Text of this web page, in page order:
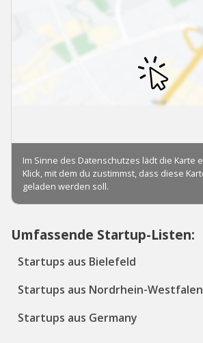
Umfassende Startup-Listen:
Startups aus Bielefeld
Startups aus Nordrhein-Westfalen
Startups aus Germany